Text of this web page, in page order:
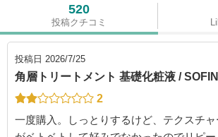
520
投稿クチコミ
投稿日 2026/7/25
角層トリートメント 基礎化粧液 /
2
一度購入。しっとりするけど、テクスチャ